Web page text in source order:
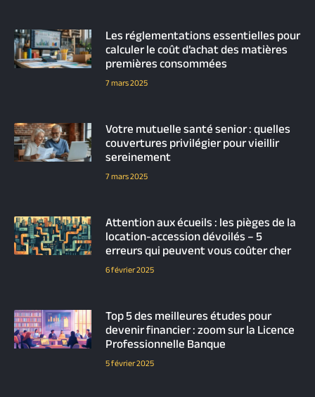
Les réglementations essentielles pour
calculer le coût d’achat des matières
premières consommées
7 mars 2025
Votre mutuelle santé senior : quelles
couvertures privilégier pour vieillir
sereinement
7 mars 2025
Attention aux écueils : les pièges de la
location-accession dévoilés – 5
erreurs qui peuvent vous coûter cher
6 février 2025
Top 5 des meilleures études pour
devenir financier : zoom sur la Licence
Professionnelle Banque
5 février 2025